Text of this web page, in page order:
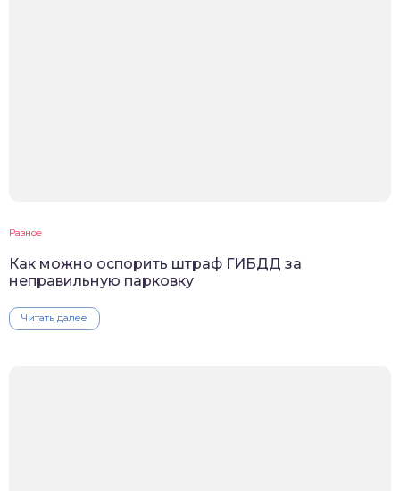
Разное
Как можно оспорить штраф ГИБДД за
неправильную парковку
Читать далее